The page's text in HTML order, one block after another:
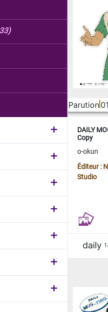
Parution
DAILY
Copy
o-okun
Éditeur :
Studio
daily